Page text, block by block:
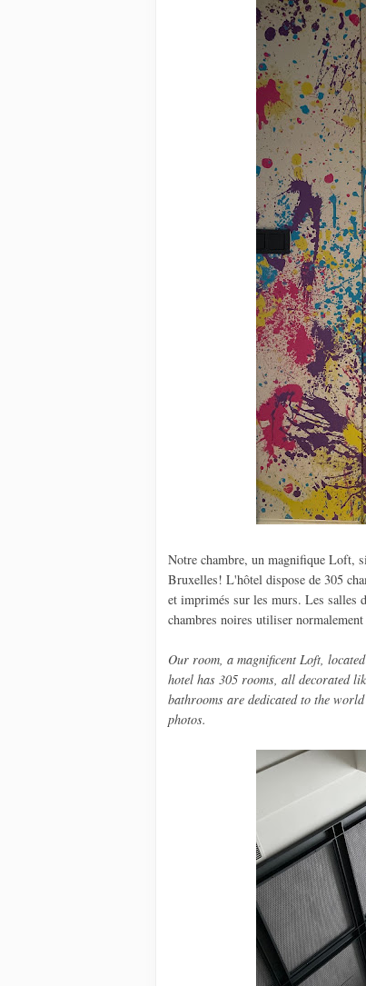
Notre chambre, un magnifique Loft,
Bruxelles! L'hôtel dispose de 305
et imprimés sur les murs. Les salles
chambres noires utiliser
Our room, a magnificent Loft,
hotel has 305 rooms, all decorated
bathrooms are dedicated to the
photos.